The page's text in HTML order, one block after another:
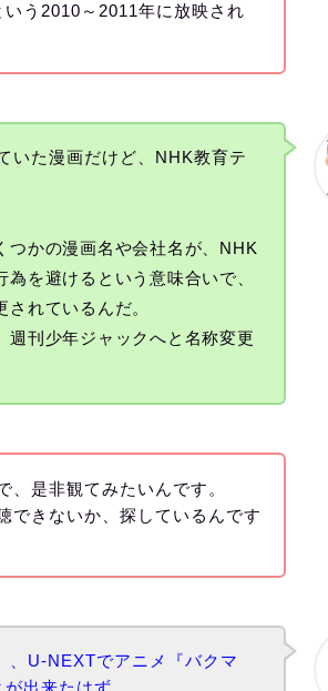
いう2010～2011年に放映され
いた漫画だけど、NHK教育テ
つかの漫画名や会社名が、NHK
を避けるという意味合いで、
れているんだ。
週刊少年ジャックへと名称変更
、是非観てみたいんです。
できないか、探しているんです
、U-NEXTでアニメ『バクマ